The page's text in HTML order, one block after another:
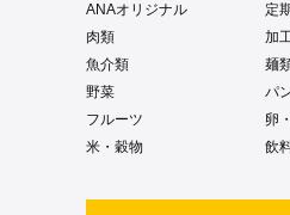
ANAオリジナル 定
肉類
加
魚介類
麺
野菜
パ
フルーツ
卵
米・穀物
飲